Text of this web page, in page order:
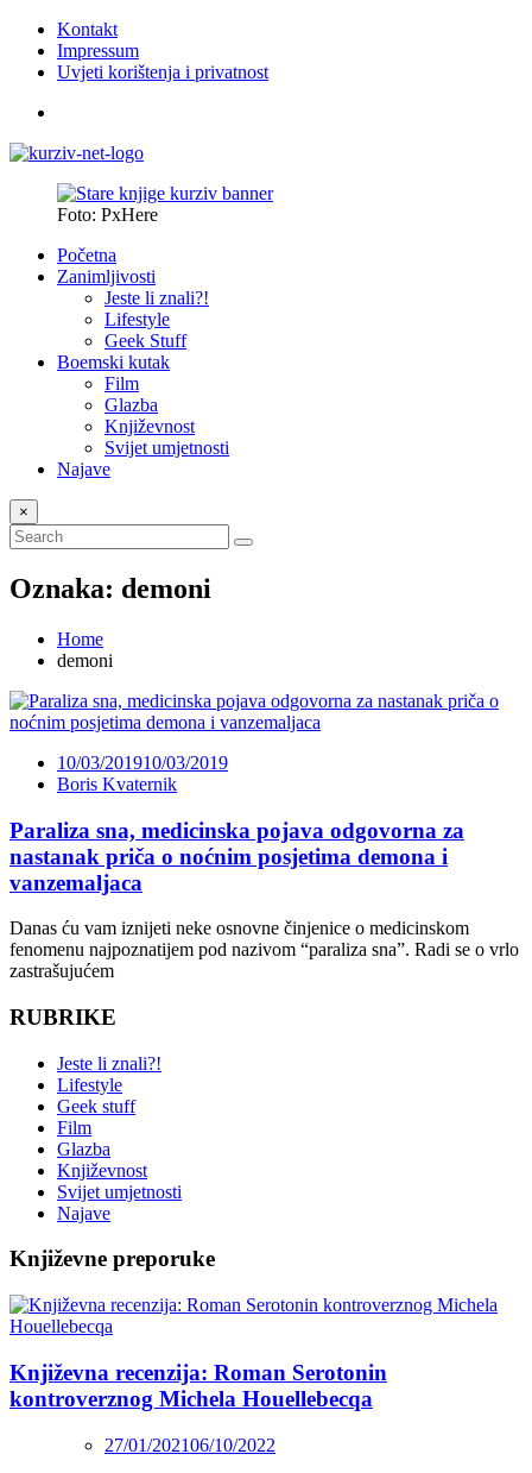
Kontakt
Impressum
Uvjeti korištenja i privatnost
Foto: PxHere
Početna
Zanimljivosti
Jeste li znali?!
Lifestyle
Geek Stuff
Boemski kutak
Film
Glazba
Književnost
Svijet umjetnosti
Najave
×
Oznaka: demoni
Home
demoni
10/03/201910/03/2019
Boris Kvaternik
Paraliza sna, medicinska pojava odgovorna za
nastanak priča o noćnim posjetima demona i
vanzemaljaca
Danas ću vam iznijeti neke osnovne činjenice o medicinskom
fenomenu najpoznatijem pod nazivom “paraliza sna”. Radi se o vrlo
zastrašujućem
RUBRIKE
Jeste li znali?!
Lifestyle
Geek stuff
Film
Glazba
Književnost
Svijet umjetnosti
Najave
Književne preporuke
Književna recenzija: Roman Serotonin
kontroverznog Michela Houellebecqa
27/01/202106/10/2022